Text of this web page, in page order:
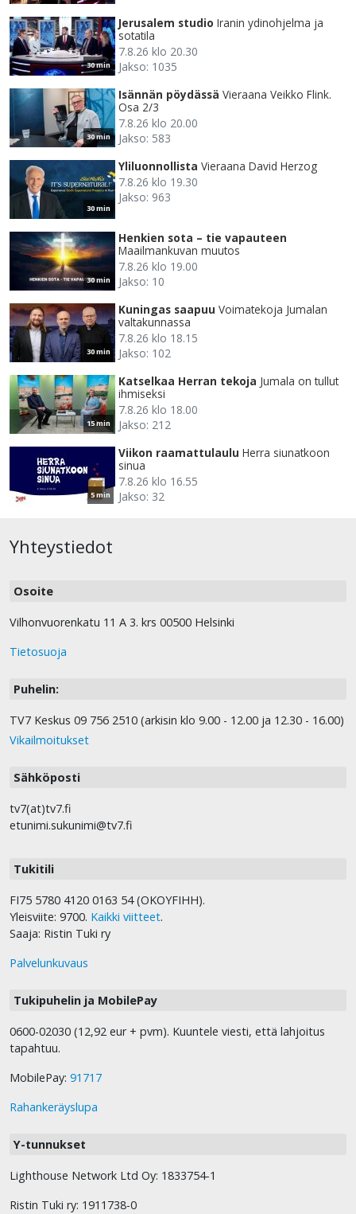
30 min
Jerusalem studio Iranin ydinohjelma ja
sotatila
7.8.26 klo 20.30
Jakso: 1035
30 min
Isännän pöydässä Vieraana Veikko Flink.
Osa 2/3
7.8.26 klo 20.00
Jakso: 583
30 min
Yliluonnollista Vieraana David Herzog
7.8.26 klo 19.30
Jakso: 963
30 min
Henkien sota – tie vapauteen
Maailmankuvan muutos
7.8.26 klo 19.00
Jakso: 10
30 min
Kuningas saapuu Voimatekoja Jumalan
valtakunnassa
7.8.26 klo 18.15
Jakso: 102
15 min
Katselkaa Herran tekoja Jumala on tullut
ihmiseksi
7.8.26 klo 18.00
Jakso: 212
5 min
Viikon raamattulaulu Herra siunatkoon
sinua
7.8.26 klo 16.55
Jakso: 32
Yhteystiedot
Osoite
Vilhonvuorenkatu 11 A 3. krs 00500 Helsinki
Tietosuoja
Puhelin:
TV7 Keskus 09 756 2510 (arkisin klo 9.00 - 12.00 ja 12.30 - 16.00)
Vikailmoitukset
Sähköposti
tv7(at)tv7.fi
etunimi.sukunimi@tv7.fi
Tukitili
FI75 5780 4120 0163 54 (OKOYFIHH).
Yleisviite: 9700. Kaikki viitteet.
Saaja: Ristin Tuki ry
Palvelunkuvaus
Tukipuhelin ja MobilePay
0600-02030 (12,92 eur + pvm). Kuuntele viesti, että lahjoitus
tapahtuu.
MobilePay: 91717
Rahankeräyslupa
Y-tunnukset
Lighthouse Network Ltd Oy: 1833754-1
Ristin Tuki ry: 1911738-0